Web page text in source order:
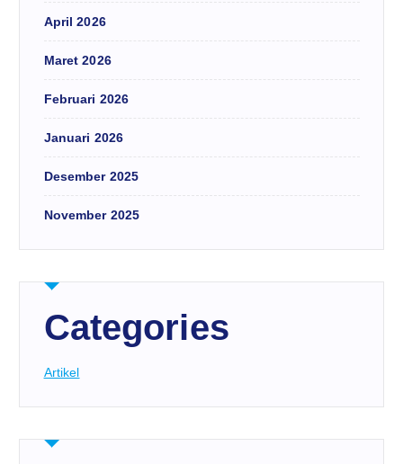
April 2026
Maret 2026
Februari 2026
Januari 2026
Desember 2025
November 2025
Categories
Artikel